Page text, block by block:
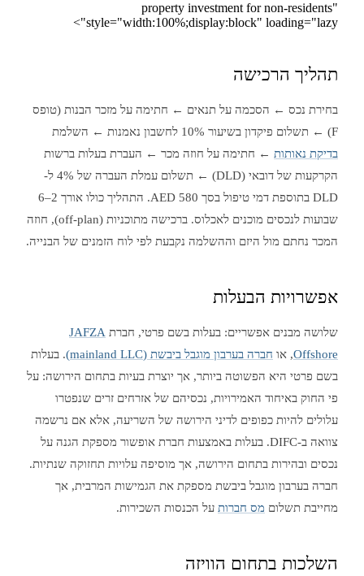
property investment for non-residents"
style="width:100%;display:block" loading="lazy">
תהליך הרכישה
בחירת נכס ← הסכמה על תנאים ← חתימה על מזכר הבנות (טופס
F) ← תשלום פיקדון בשיעור 10% לחשבון נאמנות ← השלמת
בדיקת נאותות ← חתימה על חוזה מכר ← העברת בעלות ברשות
הקרקעות של דובאי (DLD) ← תשלום עמלת העברה של 4% ל-
DLD בתוספת דמי טיפול בסך 580 AED. התהליך כולו אורך 2–6
שבועות לנכסים מוכנים לאכלוס. ברכישה מתוכניות (off-plan), חוזה
המכר נחתם מול היזם וההשלמה נקבעת לפי לוח הזמנים של הבנייה.
אפשרויות הבעלות
שלושה מבנים אפשריים: בעלות בשם פרטי, חברת JAFZA
Offshore, או חברה בערבון מוגבל ביבשת (mainland LLC)
. בעלות
בשם פרטי היא הפשוטה ביותר, אך יוצרת בעיות בתחום הירושה: על
פי החוק באיחוד האמירויות, נכסיהם של אזרחים זרים שנפטרו
עלולים להיות כפופים לדיני הירושה של השריעה, אלא אם נרשמה
צוואה ב-DIFC. בעלות באמצעות חברת אופשור מספקת הגנה על
נכסים ובהירות בתחום הירושה, אך מוסיפה עלויות תחזוקה שנתיות.
חברה בערבון מוגבל ביבשת מספקת את הגמישות המרבית, אך
מחייבת תשלום מס חברות על הכנסות השכירות.
השלכות בתחום הוויזה